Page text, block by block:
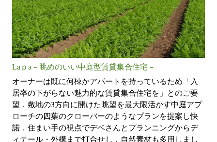
Laｐa－眺めのいい中庭型賃貸集合住宅－
オーナーは既に何棟かアパートを持っているため「入
居率の下がらない魅力的な賃貸集合住宅を」とのご要
望．敷地の3方向に開けた眺望を最大限活かす中庭アプ
ローチの四葉のクローバーのようなプランを提案し快
諾．住まい手の視点でデベさんとプランニングからデ
ィテール・外構まで打合せし，自然素材も多用しまし